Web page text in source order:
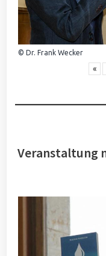
© Dr. Frank Wecker
«
Veranstaltung